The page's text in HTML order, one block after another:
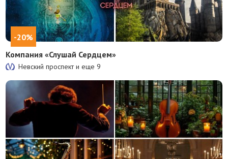
-20%
Компания «Слушай Сердцем»
Невский проспект и еще 9